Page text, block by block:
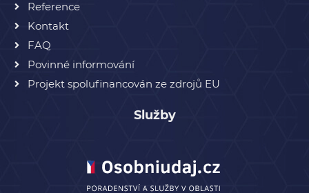
Reference
Kontakt
FAQ
Povinné informování
Projekt spolufinancován ze zdrojů EU
Služby